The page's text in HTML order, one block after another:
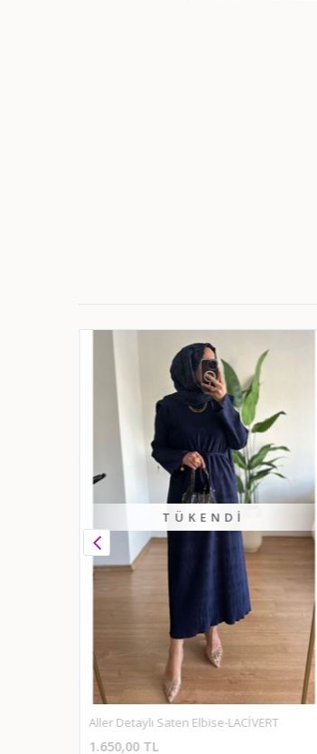
TÜKENDI
Aller Detaylı Saten Elbise-LACİVERT
1.650,00 TL